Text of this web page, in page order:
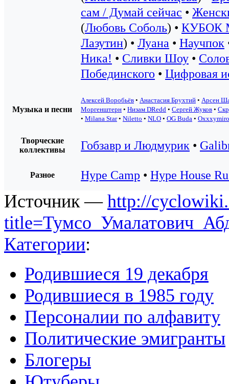
сам / Думай сейчас •
(Любовь Соболь) • КУБОК
Лазутин) • Луана • Научпок
Ника! • Сливки Шоу •
Побединского • Цифровая
Музыка и песни
Алексей Воробьёв • Анастасия Брухтий • Арсен
Моргенштерн • Низам DRedd • Сергей Жуков •
• Milana Star• Niletto • NLO • OG Buda •
Творческие
коллективы
Гобзавр и Людмурик •
Разное Hype Camp • Hype House
Источник — http://
Категории:
Родившиеся 19 декабря
Родившиеся в 1985 году
Персоналии по алфавиту
Политические эмигранты
Блогеры